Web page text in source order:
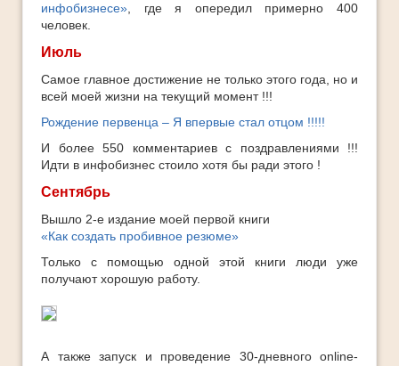
инфобизнесе» , где я опередил примерно 400
человек.
Июль
Самое главное достижение не только этого года, но и
всей моей жизни на текущий момент !!!
Рождение первенца – Я впервые стал отцом !!!!!
И более 550 комментариев с поздравлениями !!!
Идти в инфобизнес стоило хотя бы ради этого !
Сентябрь
Вышло 2-е издание моей первой книги
«Как создать пробивное резюме»
Только с помощью одной этой книги люди уже
получают хорошую работу.
А также запуск и проведение 30-дневного online-